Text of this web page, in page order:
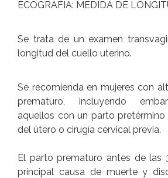
ECOGRAFIA: MEDIDA DE
Se trata de un examen
longitud del cuello uterino.
Se recomienda en mujeres con
prematuro, incluyendo
aquellos con un parto pretérmino
del útero o cirugía cervical previa.
El parto prematuro antes de las
principal causa de muerte y